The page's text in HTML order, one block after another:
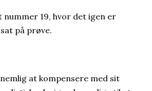
nummer 19, hvor det igen er
på prøve.
at kompensere med sit